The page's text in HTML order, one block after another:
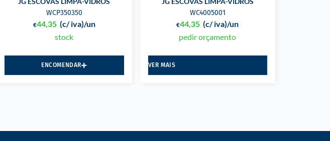
WCP350350
€44,35 (c/ iva)/un
stock
ENCOMENDAR
WC4005001
€44,35 (c/ iva)/un
pedir orçamento
VER MAIS